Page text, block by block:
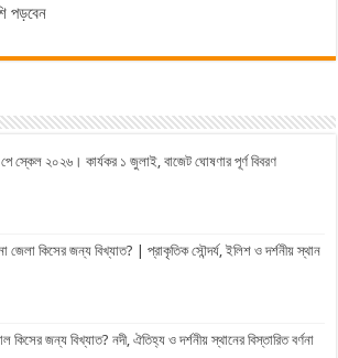
পড়বেন
স্কেল ২০২৬। কার্যকর ১ জুলাই, বাজেট ঘোষণার পূর্ণ বিবরণ
জেলা কিসের জন্য বিখ্যাত? | প্রাকৃতিক সৌন্দর্য, ইলিশ ও দর্শনীয় স্থান
কিসের জন্য বিখ্যাত? নদী, ঐতিহ্য ও দর্শনীয় স্থানের বিস্তারিত বর্ণনা